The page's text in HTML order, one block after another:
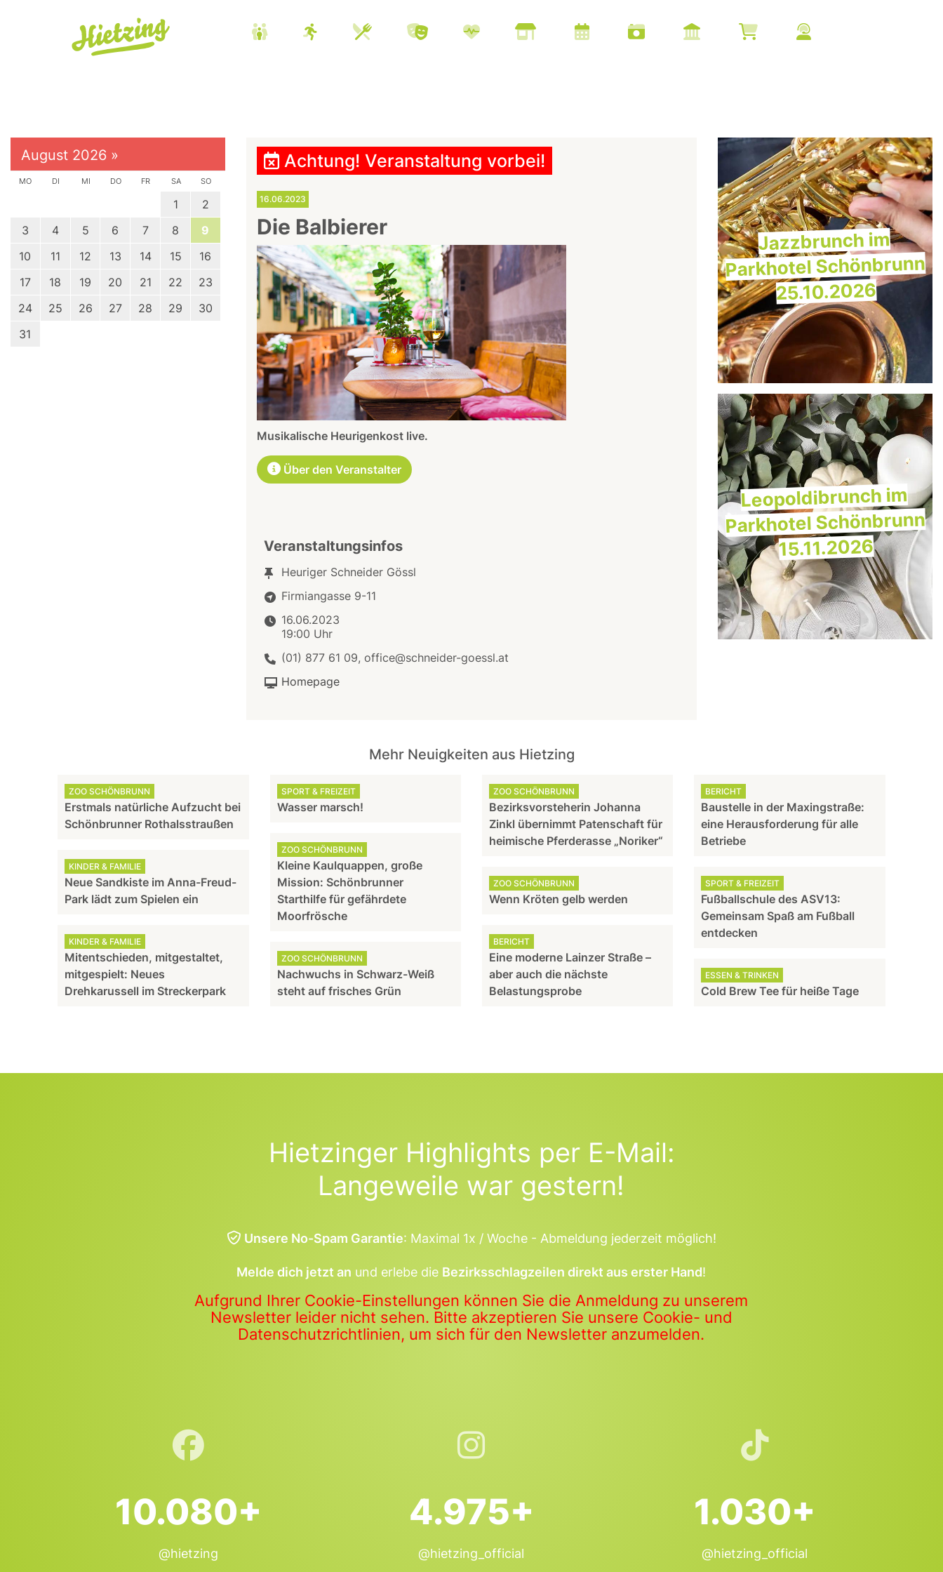
August 2026 »
MO DI MI DO FR SA SO
1
2
3
4 5 6 7 8
9
10
11 12 13 14 15
16
17
18 19 20 21 22
23
24
25 26 27 28 29
30
31
Achtung! Veranstaltung vorbei!
16.06.2023
Die Balbierer
Musikalische Heurigenkost live.
Über den Veranstalter
Veranstaltungsinfos
Heuriger Schneider Gössl
Firmiangasse 9-11
16.06.2023
19:00 Uhr
(01) 877 61 09, office@schneider-goessl.at
Homepage
Jazzbrunch im
Parkhotel Schönbrunn
25.10.2026
Leopoldibrunch im
Parkhotel Schönbrunn
15.11.2026
Mehr Neuigkeiten aus Hietzing
ZOO SCHÖNBRUNN
Erstmals natürliche Aufzucht bei
Schönbrunner Rothalsstraußen
KINDER & FAMILIE
Neue Sandkiste im Anna-Freud-
Park lädt zum Spielen ein
KINDER & FAMILIE
Mitentschieden, mitgestaltet,
mitgespielt: Neues
Drehkarussell im Streckerpark
SPORT & FREIZEIT
Wasser marsch!
ZOO SCHÖNBRUNN
Kleine Kaulquappen, große
Mission: Schönbrunner
Starthilfe für gefährdete
Moorfrösche
ZOO SCHÖNBRUNN
Nachwuchs in Schwarz-Weiß
steht auf frisches Grün
ZOO SCHÖNBRUNN
Bezirksvorsteherin Johanna
Zinkl übernimmt Patenschaft für
heimische Pferderasse „Noriker“
ZOO SCHÖNBRUNN
Wenn Kröten gelb werden
BERICHT
Eine moderne Lainzer Straße –
aber auch die nächste
Belastungsprobe
BERICHT
Baustelle in der Maxingstraße:
eine Herausforderung für alle
Betriebe
SPORT & FREIZEIT
Fußballschule des ASV13:
Gemeinsam Spaß am Fußball
entdecken
ESSEN & TRINKEN
Cold Brew Tee für heiße Tage
Hietzinger Highlights per E-Mail:
Langeweile war gestern!
Unsere No-Spam Garantie: Maximal 1x / Woche - Abmeldung jederzeit möglich!
Melde dich jetzt an und erlebe die Bezirksschlagzeilen direkt aus erster Hand!
Aufgrund Ihrer Cookie-Einstellungen können Sie die Anmeldung zu unserem
Newsletter leider nicht sehen. Bitte akzeptieren Sie unsere Cookie- und
Datenschutzrichtlinien, um sich für den Newsletter anzumelden.
10.080+
@hietzing
4.975+
@hietzing_official
1.030+
@hietzing_official